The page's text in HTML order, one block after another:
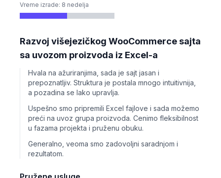
Vreme izrade: 8 nedelja
Razvoj višejezičkog WooCommerce sajta
sa uvozom proizvoda iz Excel-a
Hvala na ažuriranjima, sada je sajt jasan i
prepoznatljiv. Struktura je postala mnogo intuitivnija,
a pozadina se lako upravlja.
Uspešno smo pripremili Excel fajlove i sada možemo
preći na uvoz grupa proizvoda. Cenimo fleksibilnost
u fazama projekta i pruženu obuku.
Generalno, veoma smo zadovoljni saradnjom i
rezultatom.